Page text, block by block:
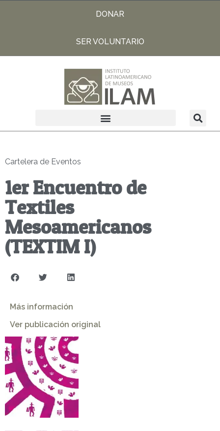
DONAR
SER VOLUNTARIO
Cartelera de Eventos
1er Encuentro de
Textiles
Mesoamericanos
(TEXTIM I)
Más información
Ver publicación original